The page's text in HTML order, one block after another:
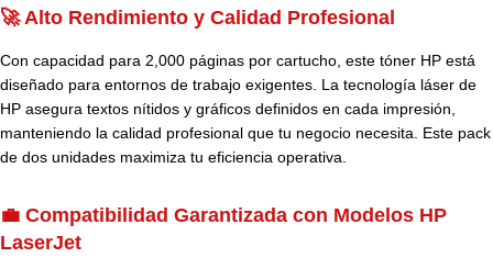
🚀 Alto Rendimiento y Calidad Profesional
Con capacidad para 2,000 páginas por cartucho, este tóner HP está
diseñado para entornos de trabajo exigentes. La tecnología láser de
HP asegura textos nítidos y gráficos definidos en cada impresión,
manteniendo la calidad profesional que tu negocio necesita. Este pack
de dos unidades maximiza tu eficiencia operativa.
💼 Compatibilidad Garantizada con Modelos HP
LaserJet